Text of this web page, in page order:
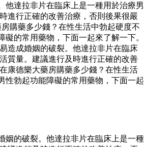
他達拉非片在臨床上是一種用於治療男
進行正確的改善治療，否則後果很嚴
購藥多少錢？在性生活中勃起硬度不
的常用藥物，下面一起來了解一下。
造成婚姻的破裂。他達拉非片在臨床
質量。建議進行及時進行正確的改善
康德樂大藥房購藥多少錢？在性生活
性勃起功能障礙的常用藥物，下面一起
姻的破裂。他達拉非片在臨床上是一種